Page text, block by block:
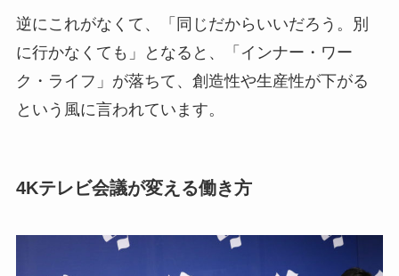
逆にこれがなくて、「同じだからいいだろう。別
に行かなくても」となると、「インナー・ワー
ク・ライフ」が落ちて、創造性や生産性が下がる
という風に言われています。
4Kテレビ会議が変える働き方